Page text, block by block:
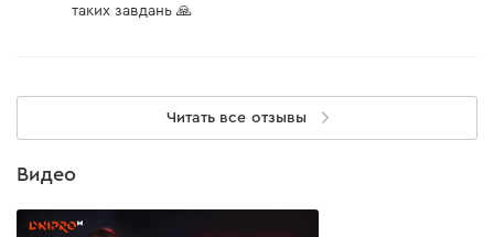
таких завдань 🙏
Читать все отзывы
Видео